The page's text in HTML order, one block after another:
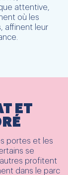
attentive,
où les
affinent leur
ET
portes et les
se
profitent
dans le parc